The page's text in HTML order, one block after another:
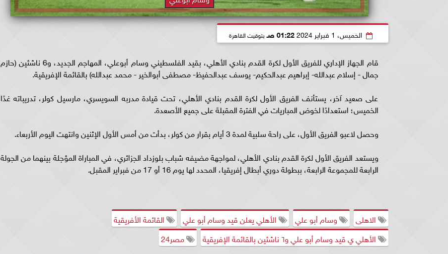
الخميس، 1 فبراير 2024 01:22 صـ بتوقيت القاهرة
قام الجهاز الإداري للفريق الأول لكرة القدم بنادي الأهلي، بقيد الفلسطيني وسام أبوعلي، المهاجم الجديد، و6 ناشئين (حازم
جمال - إسلام عبدالله- إبراهيم عبدالحكيم- يوسف عبدالحفيظ- مصطفى أبوالخير - محمد عبدالله) بالقائمة الإفريقية.
على صعيد آخر، يستأنف الفريق الأول لكرة القدم بنادي الأهلي، تحت قيادة مدربه السويسري، مارسيل كولر، تدريباته غدًا
الخميس؛ استعدادًا لخوض المباريات في الفترة المقبلة على جميع الأصعدة.
وحصل لاعبو الفريق الأول، على راحة سلبية لمدة 3 أيام بقرار من كولر، بدأت من أمس الأول الإثنين وانتهت اليوم الأربعاء.
ويستعد الفريق الأول لكرة القدم بنادي الأهلي، لمواجهة مضيفه شباب بلوزداد الجزائري، في المباراة المؤجلة بينهما من الجولة
الرابعة للمجموعة الرابعة، ببطولة دوري أبطال إفريقيا، المحدد لها يوم 16 أو 17 من فبراير المقبل.
الاهلى وسام أبو علي الأهلي يعلن قيد وسام أبو علي
القائمة الأفريقية
الأهلي ي قيد وسام أبو علي و٦ ناشئين بالقائمة الإفريقية
مصر24